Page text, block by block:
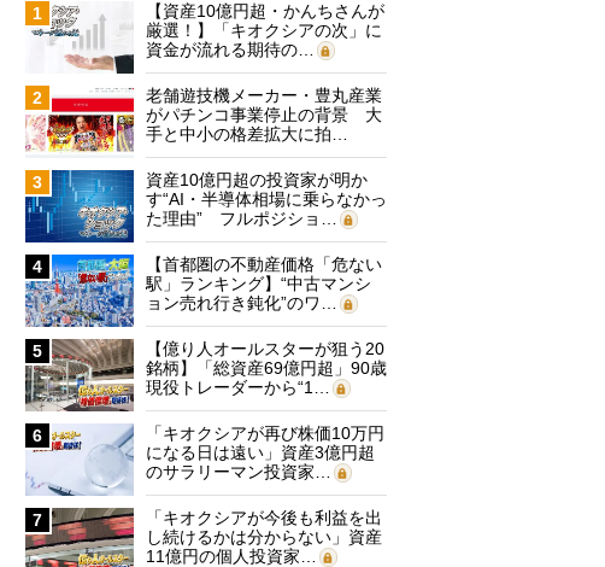
1
【資産10億円超・かんちさんが
厳選！】「キオクシアの次」に
資金が流れる期待の…
2
老舗遊技機メーカー・豊丸産業
がパチンコ事業停止の背景 大
手と中小の格差拡大に拍…
3
資産10億円超の投資家が明か
す“AI・半導体相場に乗らなかっ
た理由” フルポジショ…
4
【首都圏の不動産価格「危ない
駅」ランキング】“中古マンシ
ョン売れ行き鈍化”のワ…
5
【億り人オールスターが狙う20
銘柄】「総資産69億円超」90歳
現役トレーダーから“1…
6
「キオクシアが再び株価10万円
になる日は遠い」資産3億円超
のサラリーマン投資家…
7
「キオクシアが今後も利益を出
し続けるかは分からない」資産
11億円の個人投資家…